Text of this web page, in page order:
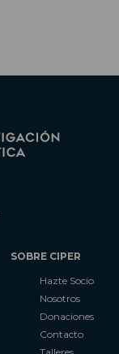
SOBRE CIPER
Hazte Socio
Nosotros
Donaciones
Contacto